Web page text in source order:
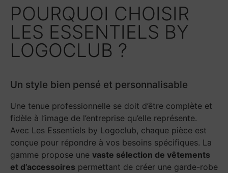
POURQUOI CHOISIR
LES ESSENTIELS BY
LOGOCLUB ?
Un style bien pensé et personnalisable
Une tenue professionnelle se doit d’être complète et
fidèle à l’image de l’entreprise qu’elle représente.
Avec Les Essentiels by Logoclub, chaque pièce est
conçue pour répondre à vos besoins spécifiques. La
gamme propose une vaste sélection de vêtements
et d’accessoires permettant de créer une garde-robe